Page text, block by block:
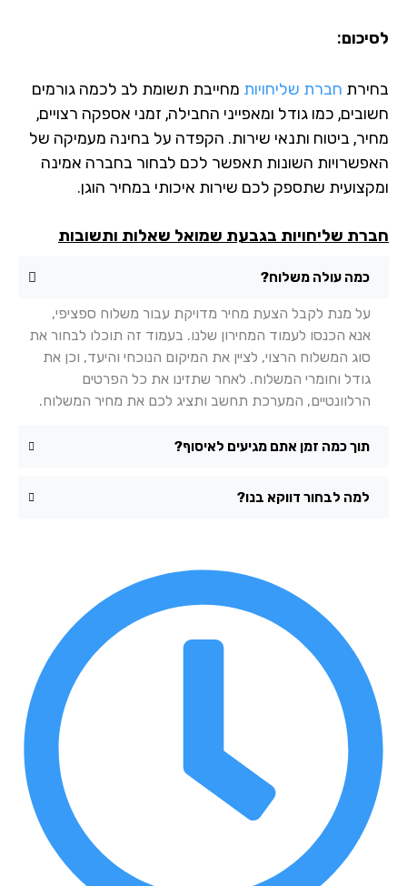
חברת שליחויותמחייבת תשומת לב לכמה גורמים
כמו גודל ומאפייני החבילה, זמני אספקה רצויים,
ביטוח ותנאי שירות. הקפדה על בחינה מעמיקה של
השונות תאפשר לכם לבחור בחברה אמינה
שתספק לכם שירות איכותי במחיר הוגן.
שליחויות בגבעת שמואל שאלות ותשובות
כמה עולה משלוח?
על מנת לקבל הצעת מחיר מדויקת עבור משלוח ספציפי,
אנא הכנסו לעמוד המחירון שלנו. בעמוד זה תוכלו לבחור את
סוג המשלוח הרצוי, לציין את המיקום הנוכחי והיעד, וכן את
גודל וחומרי המשלוח. לאחר שתזינו את כל הפרטים
הרלוונטיים, המערכת תחשב ותציג לכם את מחיר המשלוח.
תוך כמה זמן אתם מגיעים לאיסוף?
למה לבחור דווקא בנו?